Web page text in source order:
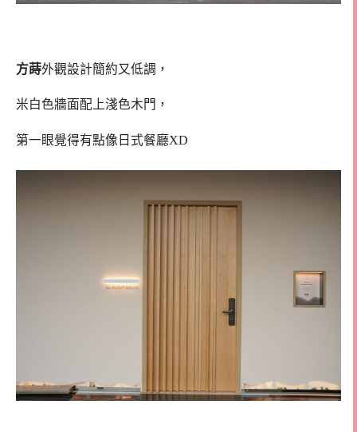
方蒔外觀設計簡約又低調，
米白色牆面配上淺色木門，
第一眼覺得有點像日式餐廳XD